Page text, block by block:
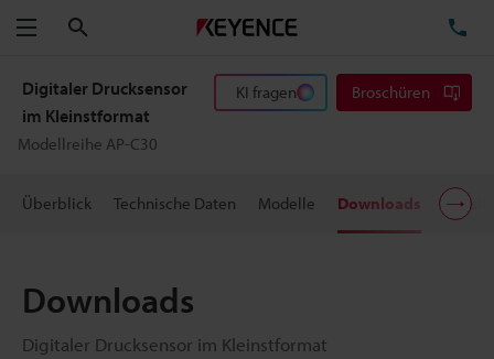
Menü
Digitaler Drucksensor
im Kleinstformat
Modellreihe AP-C30
KI fragen Broschüren
Überblick Technische Daten Modelle Downloads
Downloads
Digitaler Drucksensor im Kleinstformat